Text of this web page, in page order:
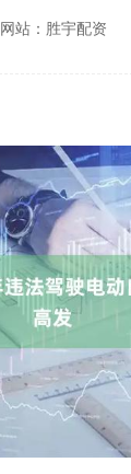
网站：胜宇配资